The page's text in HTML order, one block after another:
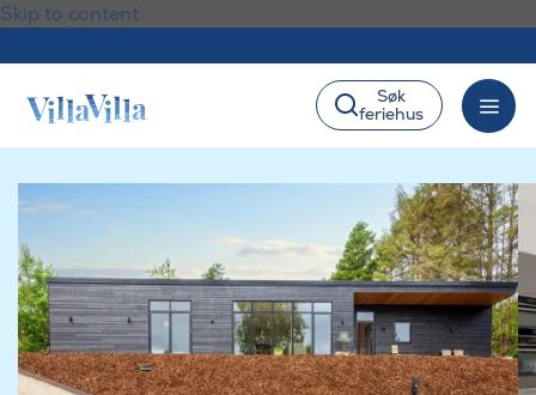
Skip to content
Søk
feriehus